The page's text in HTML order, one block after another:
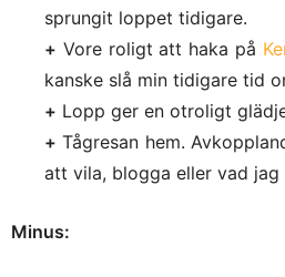
sprungit loppet tidigare.
+ Vore roligt att haka på
kanske slå min tidigare tid
+ Lopp ger en otroligt
+ Tågresan hem.
att vila, blogga eller vad jag
Minus: